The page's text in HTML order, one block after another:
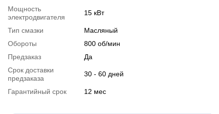
Мощность
электродвигателя
15 кВт
Тип смазки
Масляный
Обороты
800 об/мин
Предзаказ
Да
Срок доставки
предзаказа
30 - 60 дней
Гарантийный срок 12 мес